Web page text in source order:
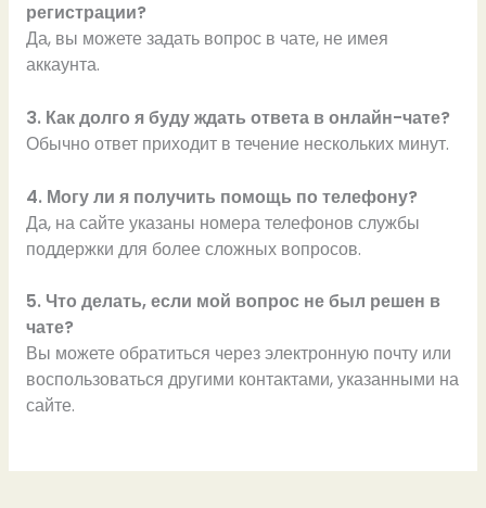
регистрации?
Да, вы можете задать вопрос в чате, не имея
аккаунта.
3. Как долго я буду ждать ответа в онлайн-чате?
Обычно ответ приходит в течение нескольких минут.
4. Могу ли я получить помощь по телефону?
Да, на сайте указаны номера телефонов службы
поддержки для более сложных вопросов.
5. Что делать, если мой вопрос не был решен в
чате?
Вы можете обратиться через электронную почту или
воспользоваться другими контактами, указанными на
сайте.